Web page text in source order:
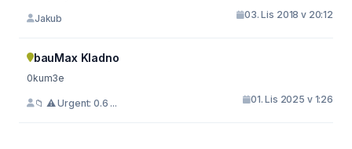
Jakub 03. Lis 2018 v 20:12
bauMax Kladno
0kum3e
📁 ⚠️ Urgent: 0.6 ... 01. Lis 2025 v 1:26